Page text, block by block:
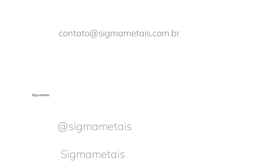
contato@sigmametais.com.br
Siga-nos no:
@sigmametais
Sigmametais